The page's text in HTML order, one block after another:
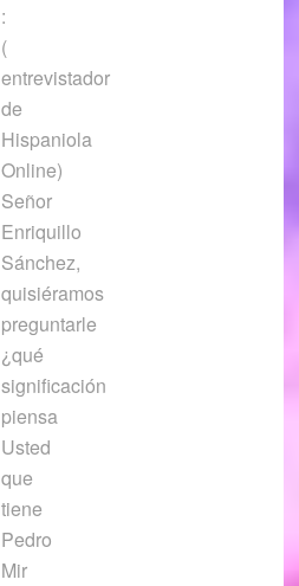
:
(
entrevistador
de
Hispaniola
Online)
Señor
Enriquillo
Sánchez,
quisiéramos
preguntarle
¿qué
significación
piensa
Usted
que
tiene
Pedro
Mir